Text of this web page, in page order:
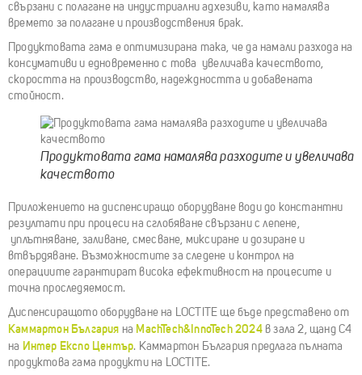
свързани с полагане на индустриални адхезиви, като намалява
времето за полагане и производствения брак.
Продуктовата гама е оптимизирана така, че да намали разхода на
консумативи и едновременно с това увеличава качеството,
скоростта на производство, надеждността и добавената
стойност.
Продуктовата гама намалява разходите и увеличава
качеството
Приложението на диспенсиращо оборудване води до константни
резултати при процеси на сглобяване свързани с лепене,
уплътняване, заливане, смесване, миксиране и дозиране и
втвърдяване. Възможностите за следене и контрол на
операциите гарантират висока ефективност на процесите и
точна проследяемост.
Диспенсиращото оборудване на LOCTITE ще бъде представено от
Каммартон България на MachTech&InnoTech 2024в зала 2, щанд С4
на Интер Експо Център. Каммартон България предлага пълната
продуктова гама продукти на LOCTITE.